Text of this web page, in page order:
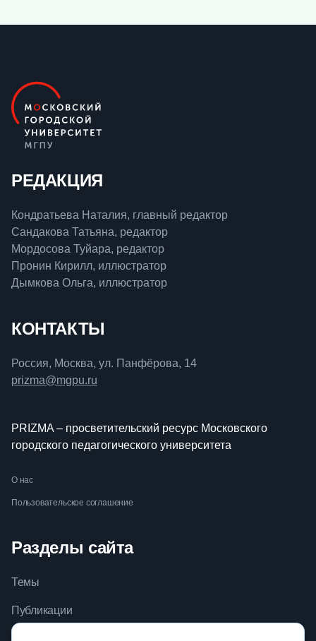
РЕДАКЦИЯ
Кондратьева Наталия, главный редактор
Сандакова Татьяна, редактор
Мордосова Туйара, редактор
Пронин Кирилл, иллюстратор
Дымкова Ольга, иллюстратор
КОНТАКТЫ
Россия, Москва, ул. Панфёрова, 14
prizma@mgpu.ru
PRIZMA – просветительский ресурс Московского
городского педагогического университета
О нас
Пользовательское соглашение
Разделы сайта
Темы
Публикации